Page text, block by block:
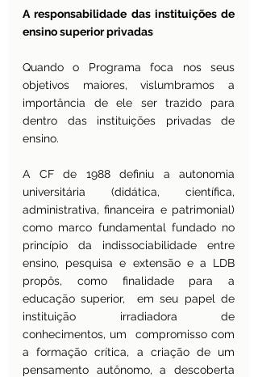
A responsabilidade das instituições de
ensino superior privadas
Quando o Programa foca nos seus
objetivos maiores, vislumbramos a
importância de ele ser trazido para
dentro das instituições privadas de
ensino.
A CF de 1988 definiu a autonomia
universitária (didática, científica,
administrativa, financeira e patrimonial)
como marco fundamental fundado no
princípio da indissociabilidade entre
ensino, pesquisa e extensão e a LDB
propôs, como finalidade para a
educação superior,  em seu papel de
instituição irradiadora de
conhecimentos, um  compromisso com
a formação crítica, a criação de um
pensamento autônomo, a descoberta